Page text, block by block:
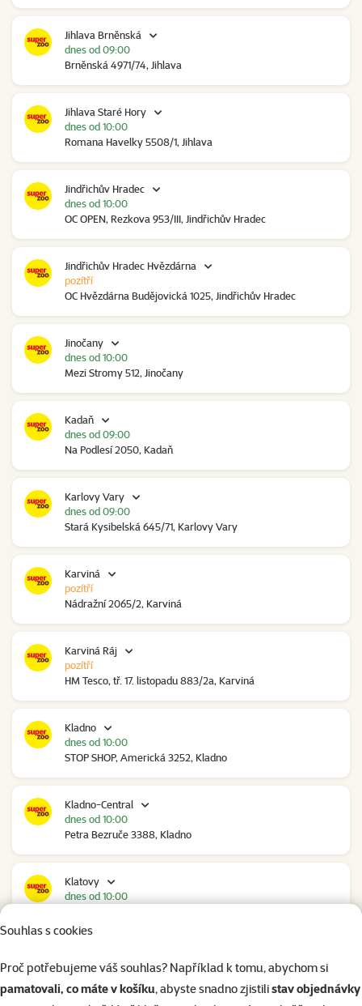
Souhlas s cookies
Proč potřebujeme váš souhlas? Například k tomu, abychom si
pamatovali, co máte v košíku, abyste snadno zjistilistav objednávky
Jihlava Brněnská
Brněnská 4971/74, Jihlava
dnes od 09:00
Jihlava Staré Hory
Romana Havelky 5508/1, Jihlava
dnes od 10:00
Jindřichův Hradec
OC OPEN, Rezkova 953/III, Jindřichův Hradec
dnes od 10:00
Jindřichův Hradec Hvězdárna
OC Hvězdárna Budějovická 1025, Jindřichův Hradec
pozítří
Jinočany
Mezi Stromy 512, Jinočany
dnes od 10:00
Kadaň
Na Podlesí 2050, Kadaň
dnes od 09:00
Karlovy Vary
Stará Kysibelská 645/71, Karlovy Vary
dnes od 09:00
Karviná
Nádražní 2065/2, Karviná
pozítří
Karviná Ráj
HM Tesco, tř. 17. listopadu 883/2a, Karviná
pozítří
Kladno
STOP SHOP, Americká 3252, Kladno
dnes od 10:00
Kladno-Central
Petra Bezruče 3388, Kladno
dnes od 10:00
Klatovy
dnes od 10:00
Polepská 979, Kolín
dnes od 09:00